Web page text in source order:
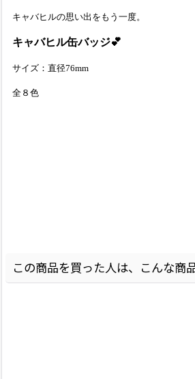
キャバヒルの思い出をもう一度。
キャバヒル缶バッジ💕
サイズ：直径76mm
全８色
この商品を買った人は、こんな商